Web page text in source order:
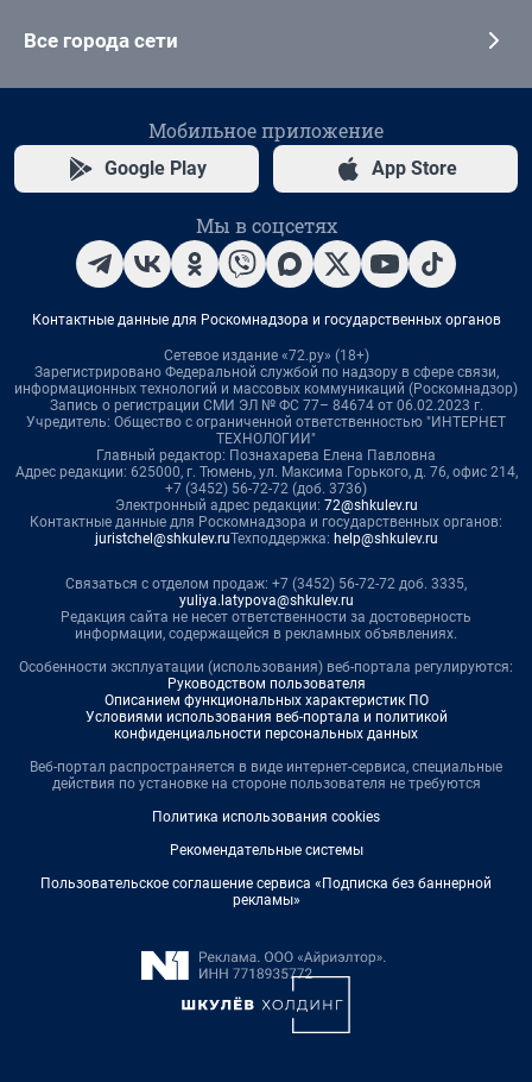
Все города сети
Мобильное приложение
Google Play App Store
Мы в соцсетях
Контактные данные для Роскомнадзора и государственных органов
Сетевое издание «72.ру» (18+)
Зарегистрировано Федеральной службой по надзору в сфере связи,
информационных технологий и массовых коммуникаций (Роскомнадзор)
Запись о регистрации СМИ ЭЛ № ФС 77– 84674 от 06.02.2023 г.
Учредитель: Общество с ограниченной ответственностью "ИНТЕРНЕТ
ТЕХНОЛОГИИ"
Главный редактор: Познахарева Елена Павловна
Адрес редакции: 625000, г. Тюмень, ул. Максима Горького, д. 76, офис 214,
+7 (3452) 56-72-72 (доб. 3736)
Электронный адрес редакции: 72@shkulev.ru
Контактные данные для Роскомнадзора и государственных органов:
juristchel@shkulev.ruТехподдержка: help@shkulev.ru
Связаться с отделом продаж: +7 (3452) 56-72-72 доб. 3335,
yuliya.latypova@shkulev.ru
Редакция сайта не несет ответственности за достоверность
информации, содержащейся в рекламных объявлениях.
Особенности эксплуатации (использования) веб-портала регулируются:
Руководством пользователя
Описанием функциональных характеристик ПО
Условиями использования веб-портала и политикой
конфиденциальности персональных данных
Веб-портал распространяется в виде интернет-сервиса, специальные
действия по установке на стороне пользователя не требуются
Политика использования cookies
Рекомендательные системы
Пользовательское соглашение сервиса «Подписка без баннерной
рекламы»